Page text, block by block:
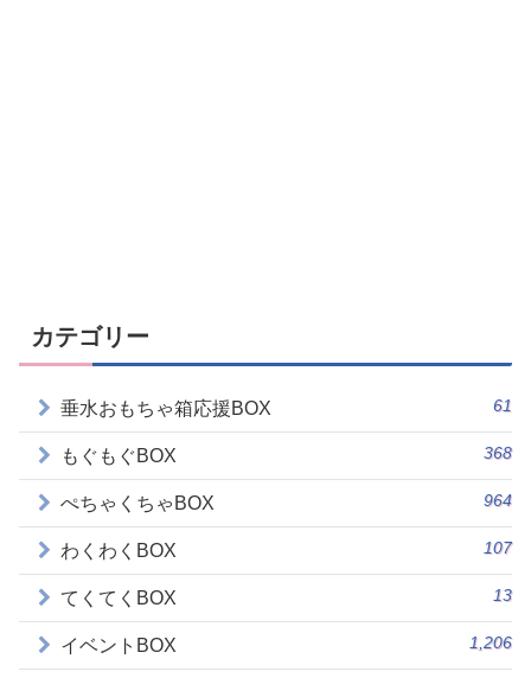
カテゴリー
垂水おもちゃ箱応援BOX 61
もぐもぐBOX 368
ぺちゃくちゃBOX 964
わくわくBOX 107
てくてくBOX 13
イベントBOX 1,206